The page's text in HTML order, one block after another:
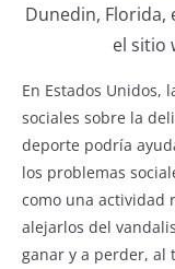
Dunedin, Florida,
el sitio
En Estados Unidos,
sociales sobre la
deporte podría
los problemas
como una actividad
alejarlos del
ganar y a perder, al